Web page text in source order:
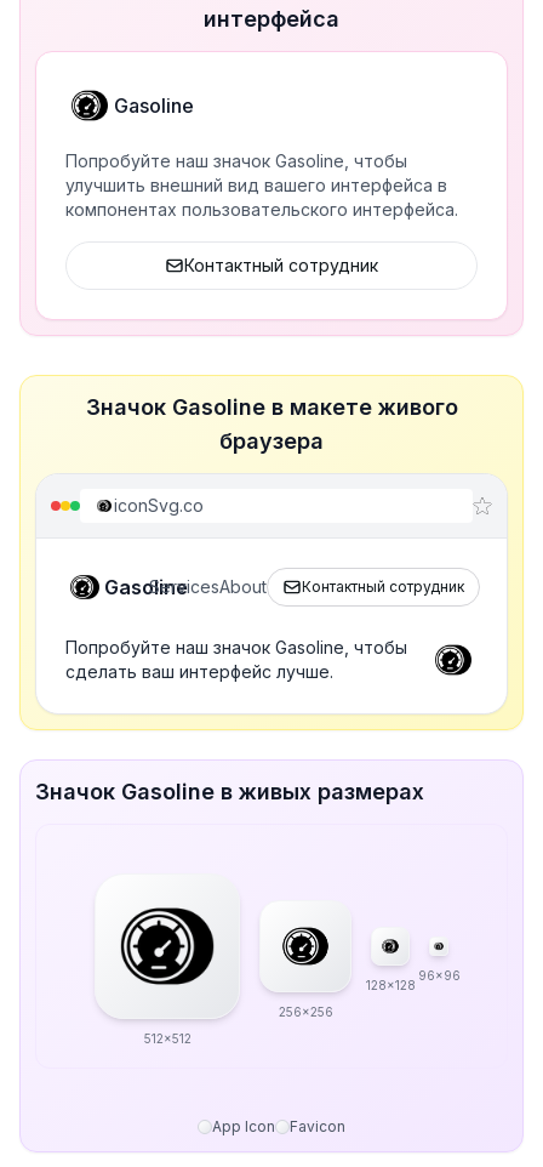
интерфейса
Gasoline
Попробуйте наш значок Gasoline, чтобы
улучшить внешний вид вашего интерфейса в
компонентах пользовательского интерфейса.
Контактный сотрудник
Значок Gasoline в макете живого
браузера
iconSvg.co
Gasoline
ServicesAbout Контактный сотрудник
Попробуйте наш значок Gasoline, чтобы
сделать ваш интерфейс лучше.
Значок Gasoline в живых размерах
512x512
256x256
128x128
96x96
App Icon Favicon